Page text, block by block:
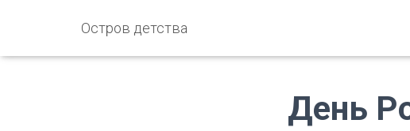
Остров детства
День